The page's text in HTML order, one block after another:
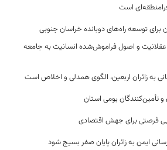
است
عقلانیت و اصول فراموش‌شده انسانیت به جامعه
به زائران اربعین، الگوی همدلی و اخلاص است
و تأمین‌کنندگان بومی استان
فرصتی برای جهش اقتصادی
ایمن به زائران پایان صفر بسیج شود